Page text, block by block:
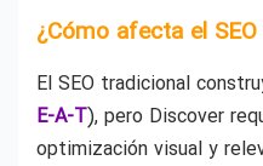
¿Cómo afecta el
El SEO tradicional
E-A-T), pero Discover
optimización visual y